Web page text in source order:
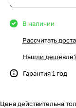
В наличии
Рассчитать
Нашли дешевле?
Гарантия 1 год
Цена действительна